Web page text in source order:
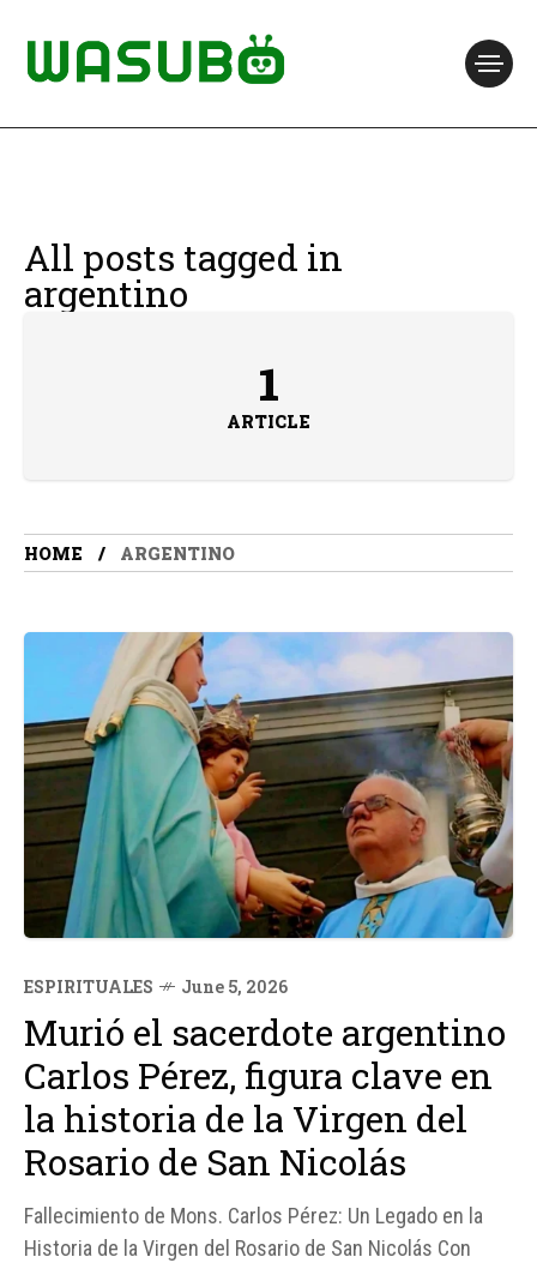
All posts tagged in
argentino
1
ARTICLE
HOME ARGENTINO
ESPIRITUALES June 5, 2026
Murió el sacerdote argentino
Carlos Pérez, figura clave en
la historia de la Virgen del
Rosario de San Nicolás
Fallecimiento de Mons. Carlos Pérez: Un Legado en la
Historia de la Virgen del Rosario de San Nicolás Con